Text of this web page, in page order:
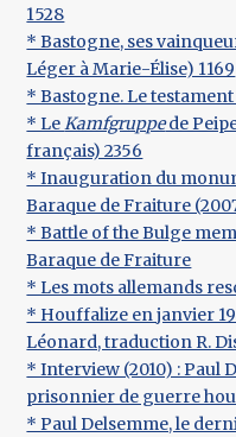
1528
* Bastogne, ses
Léger à Marie-Élise) 1169
* Bastogne. Le
* LeKamfgruppede
français) 2356
* Inauguration du
Baraque de Fraiture
* Battle of the Bulge
Baraque de Fraiture
* Les mots allemands
* Houffalize en janvier
Léonard, traduction R.
* Interview (2010) : Paul
prisonnier de guerre
* Paul Delsemme, le